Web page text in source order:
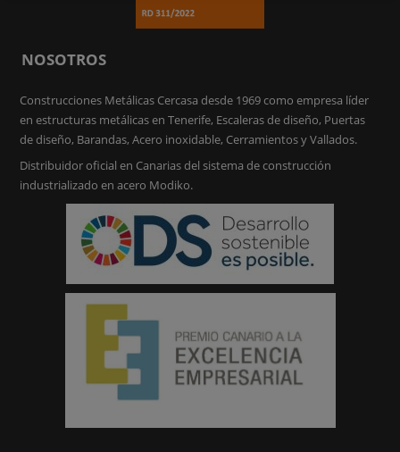
NOSOTROS
Construcciones Metálicas Cercasa desde 1969 como empresa líder
en estructuras metálicas en Tenerife, Escaleras de diseño, Puertas
de diseño, Barandas, Acero inoxidable, Cerramientos y Vallados.
Distribuidor oficial en Canarias del sistema de construcción
industrializado en acero Modiko.